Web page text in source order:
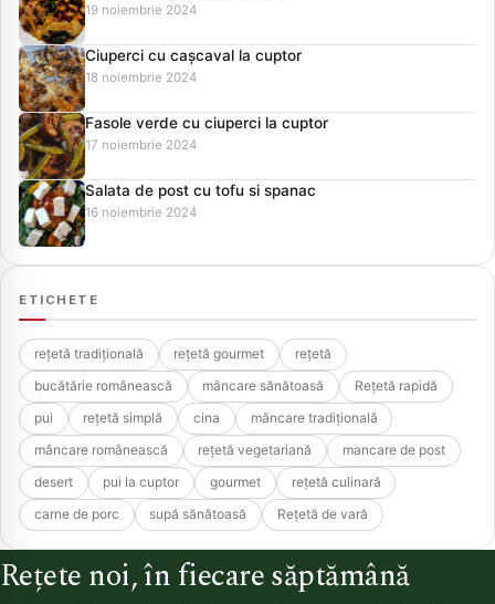
19 noiembrie 2024
Ciuperci cu cașcaval la cuptor
18 noiembrie 2024
Fasole verde cu ciuperci la cuptor
17 noiembrie 2024
Salata de post cu tofu si spanac
16 noiembrie 2024
ETICHETE
rețetă tradițională rețetă gourmet
rețetă
bucătărie românească
mâncare sănătoasă
Rețetă rapidă
pui
rețetă simplă cina
mâncare tradițională
mâncare românească
rețetă vegetariană
mancare de post
desert
pui la cuptor gourmet
rețetă culinară
carne de porc
supă sănătoasă Rețetă de vară
Rețete noi, în fiecare săptămână